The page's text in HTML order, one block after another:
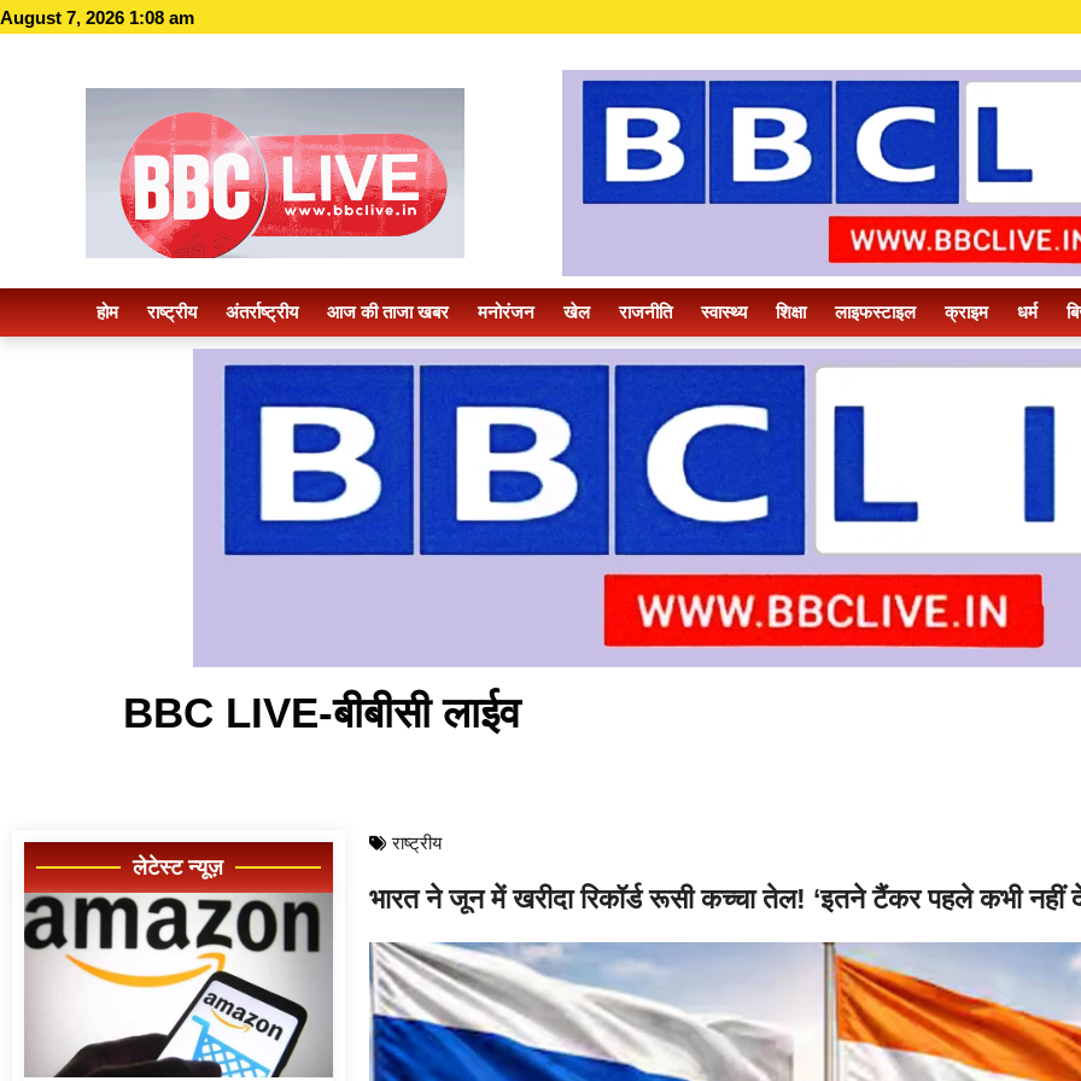
August 7, 2026 1:08 am
होम राष्ट्रीय अंतर्राष्ट्रीय आज की ताजा खबर मनोरंजन खेल राजनीति स्वास्थ्य शिक्षा लाइफस्टाइल क्राइम धर्म
BBC LIVE-बीबीसी लाईव
लेटेस्ट न्यूज़
राष्ट्रीय
भारत ने जून में खरीदा रिकॉर्ड रूसी कच्चा तेल! ‘इतने टैंकर पहले कभी नहीं